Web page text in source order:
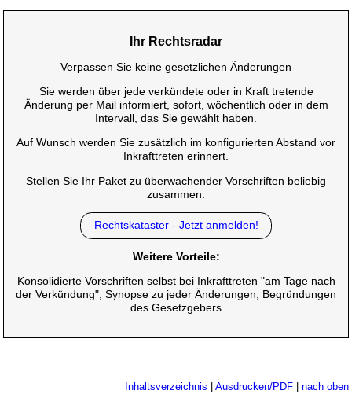
Ihr Rechtsradar
Verpassen Sie keine gesetzlichen Änderungen
Sie werden über jede verkündete oder in Kraft tretende
Änderung per Mail informiert, sofort, wöchentlich oder in dem
Intervall, das Sie gewählt haben.
Auf Wunsch werden Sie zusätzlich im konfigurierten Abstand vor
Inkrafttreten erinnert.
Stellen Sie Ihr Paket zu überwachender Vorschriften beliebig
zusammen.
Rechtskataster - Jetzt anmelden!
Weitere Vorteile:
Konsolidierte Vorschriften selbst bei Inkrafttreten "am Tage nach
der Verkündung", Synopse zu jeder Änderungen, Begründungen
des Gesetzgebers
Inhaltsverzeichnis Ausdrucken/PDF| nach oben